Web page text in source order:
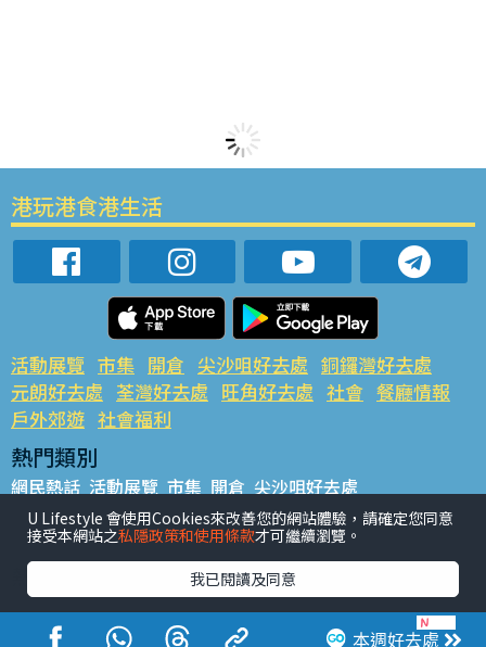
本週好去處
港玩港食港生活
活動展覽 市集 開倉 尖沙咀好去處 銅鑼灣好去處
元朗好去處 荃灣好去處 旺角好去處 社會 餐廳情報
戶外郊遊 社會福利
熱門類別
網民熱話 活動展覽 市集 開倉 尖沙咀好去處
銅鑼灣好去處 元朗好去處 荃灣好去處 旺角好去處 社會
餐廳情報 戶外郊遊
熱門標籤
#UGO搵好去處 #人氣活動推介 #美食社群熱話
#親子玩樂好去處
#ULifestyle應用程式
#限時搶
U Lifestyle 會使用Cookies來改善您的網站體驗，請確定您同意
接受本網站之私隱政策和使用條款才可繼續瀏覽。
我已閱讀及同意